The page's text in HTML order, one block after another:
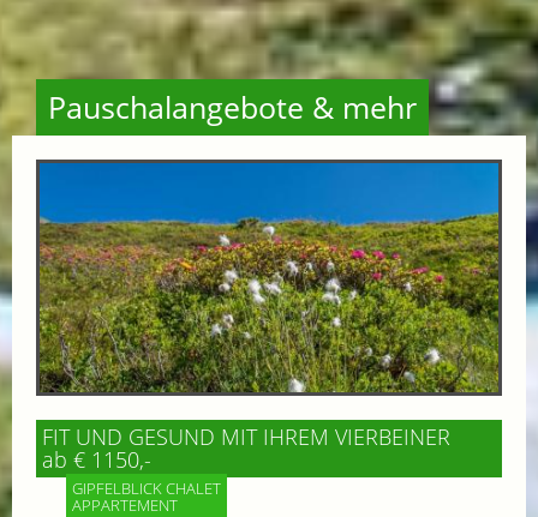
Pauschalangebote & mehr
FIT UND GESUND MIT IHREM VIERBEINER
ab € 1150,-
GIPFELBLICK CHALET
APPARTEMENT